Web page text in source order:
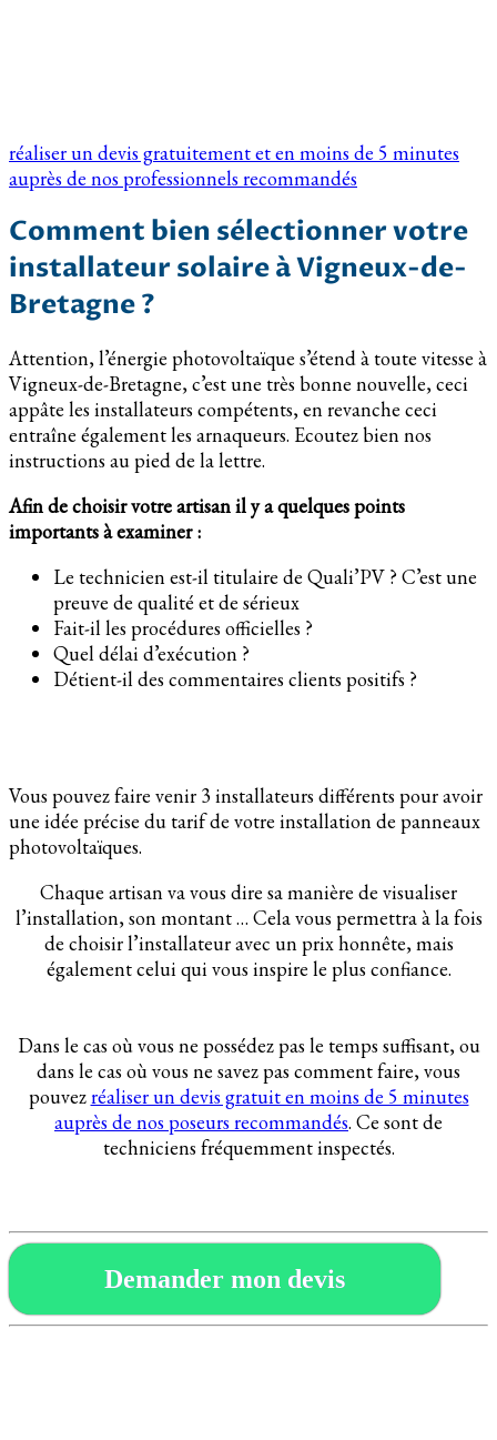
réaliser un devis gratuitement et en moins de 5 minutes
auprès de nos professionnels recommandés
Comment bien sélectionner votre
installateur solaire à Vigneux-de-
Bretagne ?
Attention, l’énergie photovoltaïque s’étend à toute vitesse à
Vigneux-de-Bretagne, c’est une très bonne nouvelle, ceci
appâte les installateurs compétents, en revanche ceci
entraîne également les arnaqueurs. Ecoutez bien nos
instructions au pied de la lettre.
Afin de choisir votre artisan il y a quelques points
importants à examiner :
Le technicien est-il titulaire de Quali’PV ? C’est une
preuve de qualité et de sérieux
Fait-il les procédures officielles ?
Quel délai d’exécution ?
Détient-il des commentaires clients positifs ?
Vous pouvez faire venir 3 installateurs différents pour avoir
une idée précise du tarif de votre installation de panneaux
photovoltaïques.
Chaque artisan va vous dire sa manière de visualiser
l’installation, son montant … Cela vous permettra à la fois
de choisir l’installateur avec un prix honnête, mais
également celui qui vous inspire le plus confiance.
Dans le cas où vous ne possédez pas le temps suffisant, ou
dans le cas où vous ne savez pas comment faire, vous
pouvezréaliser un devis gratuit en moins de 5 minutes
auprès de nos poseurs recommandés. Ce sont de
techniciens fréquemment inspectés.
Demander mon devis